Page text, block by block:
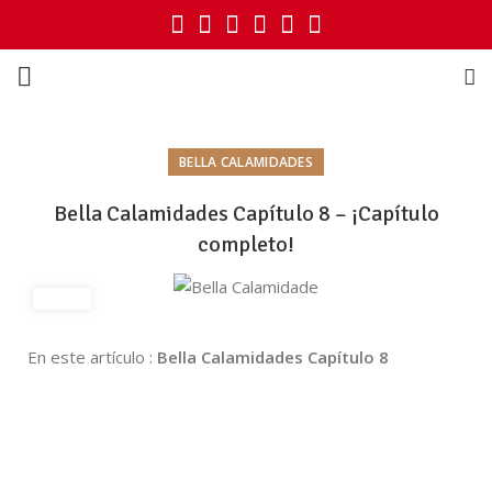
BELLA CALAMIDADES
Bella Calamidades Capítulo 8 – ¡Capítulo
completo!
En este artículo : Bella Calamidades Capítulo 8